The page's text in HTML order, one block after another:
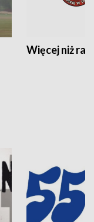
Więcej niż rajd